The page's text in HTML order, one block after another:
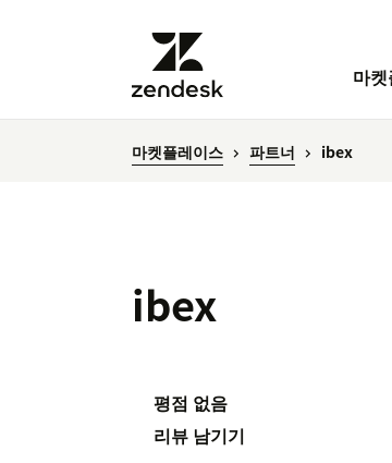
마
마켓플레이스 파트너 ibex
ibex
평점 없음
리뷰 남기기